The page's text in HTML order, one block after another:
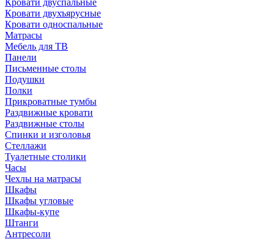
Кровати двухъярусные
Кровати односпальные
Матрасы
Мебель для ТВ
Панели
Письменные столы
Подушки
Полки
Прикроватные тумбы
Раздвижные кровати
Раздвижные столы
Спинки и изголовья
Стеллажи
Туалетные столики
Часы
Чехлы на матрасы
Шкафы
Шкафы угловые
Шкафы-купе
Штанги
Антресоли